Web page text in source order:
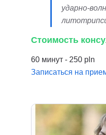
ударно-
Стоимость
60 минут - 250 pln
Записаться на